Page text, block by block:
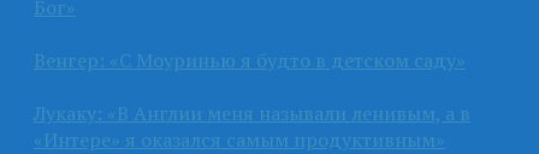
Бог»
Венгер: «С Моуринью я будто в детском саду»
Лукаку: «В Англии меня называли ленивым, а в
«Интере» я оказался самым продуктивным»